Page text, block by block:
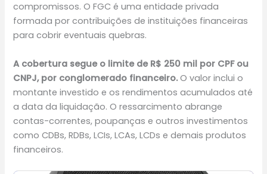
compromissos. O FGC é uma entidade privada
formada por contribuições de instituições financeiras
para cobrir eventuais quebras.
A cobertura segue o limite de R$ 250 mil por CPF ou
CNPJ, por conglomerado financeiro.O valor inclui o
montante investido e os rendimentos acumulados até
a data da liquidação. O ressarcimento abrange
contas-correntes, poupanças e outros investimentos
como CDBs, RDBs, LCIs, LCAs, LCDs e demais produtos
financeiros.